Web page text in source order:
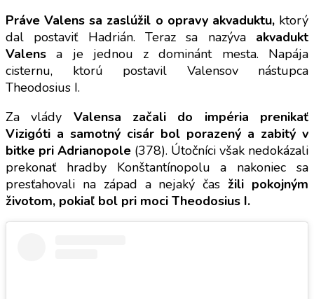
Práve Valens sa zaslúžil o opravy akvaduktu,ktorý
dal postaviť Hadrián. Teraz sa nazýva akvadukt
Valens a je jednou z dominánt mesta. Napája
cisternu, ktorú postavil Valensov nástupca
Theodosius I.
Za vlády Valensa začali do impéria prenikať
Vizigóti a samotný cisár bol porazený a zabitý v
bitke pri Adrianopole (378). Útočníci však nedokázali
prekonať hradby Konštantínopolu a nakoniec sa
presťahovali na západ a nejaký časžili pokojným
životom, pokiaľ bol pri moci Theodosius I.